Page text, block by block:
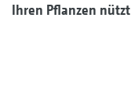
Ihren Pflanzen nützt